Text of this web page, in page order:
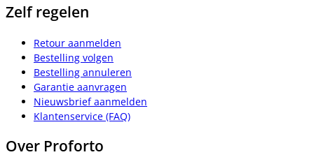
Zelf regelen
Retour aanmelden
Bestelling volgen
Bestelling annuleren
Garantie aanvragen
Nieuwsbrief aanmelden
Klantenservice (FAQ)
Over Proforto